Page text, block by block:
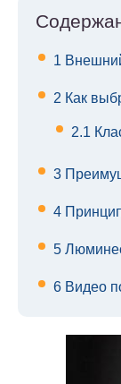
1
2 Как
2.1
3
4
5
6 Видео